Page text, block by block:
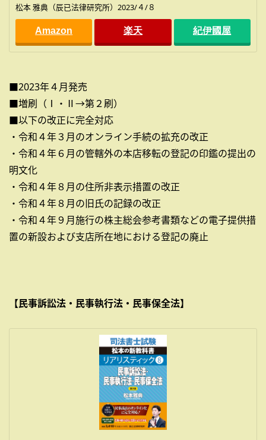
松本 雅典（辰已法律研究所）2023/４/８
Amazon 楽天 紀伊國屋
■2023年４月発売
■増刷（Ⅰ・Ⅱ→第２刷）
■以下の改正に完全対応
・令和４年３月のオンライン手続の拡充の改正
・令和４年６月の管轄外の本店移転の登記の印鑑の提出の
明文化
・令和４年８月の住所非表示措置の改正
・令和４年８月の旧氏の記録の改正
・令和４年９月施行の株主総会参考書類などの電子提供措
置の新設および支店所在地における登記の廃止
【民事訴訟法・民事執行法・民事保全法】